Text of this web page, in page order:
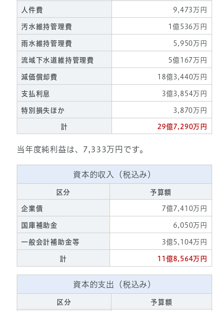
人件費 9,473万円
汚水維持管理費 1億536万円
雨水維持管理費 5,950万円
流域下水道維持管理費 5億167万円
減価償却費 18億3,440万円
支払利息 3億3,854万円
特別損失ほか 3,870万円
計 29億7,290万円
当年度純利益は、7,333万円です。
資本的収入（税込み）
区分 予算額
企業債 7億7,410万円
国庫補助金 6,050万円
一般会計補助金等 3億5,104万円
計 11億8,564万円
資本的支出（税込み）
区分 予算額